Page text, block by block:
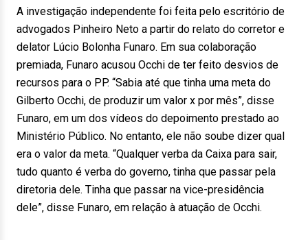
A investigação independente foi feita pelo escritório de
advogados Pinheiro Neto a partir do relato do corretor e
delator Lúcio Bolonha Funaro. Em sua colaboração
premiada, Funaro acusou Occhi de ter feito desvios de
recursos para o PP. “Sabia até que tinha uma meta do
Gilberto Occhi, de produzir um valor x por mês”, disse
Funaro, em um dos vídeos do depoimento prestado ao
Ministério Público. No entanto, ele não soube dizer qual
era o valor da meta. “Qualquer verba da Caixa para sair,
tudo quanto é verba do governo, tinha que passar pela
diretoria dele. Tinha que passar na vice-presidência
dele”, disse Funaro, em relação à atuação de Occhi.